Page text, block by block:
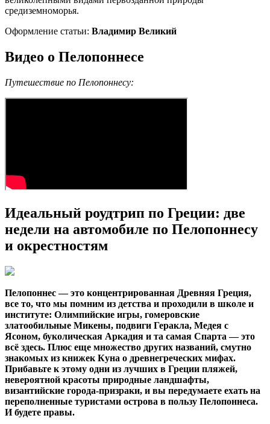
средиземноморья.
Оформление статьи: Владимир Великий
Видео о Пелопоннесе
Путешествие по Пелопоннесу:
Идеальный роудтрип по Греции: две
недели на автомобиле по Пелопоннесу
и окрестностям
Пелопоннес — это концентрированная Древняя Греция,
все то, что мы помним из детства и проходили в школе и
институте: Олимпийские игры, гомеровские
златообильные Микены, подвиги Геракла, Медея с
Ясоном, буколическая Аркадия и та самая Спарта — это
всё здесь. Плюс еще множество других названий, смутно
знакомых из книжек Куна о древнегреческих мифах.
Прибавьте к этому одни из лучших в Греции пляжей,
невероятной красоты природные ландшафты,
византийские города-призраки, и вы передумаете ехать на
переполненные туристами острова в пользу Пелопоннеса.
И будете правы.